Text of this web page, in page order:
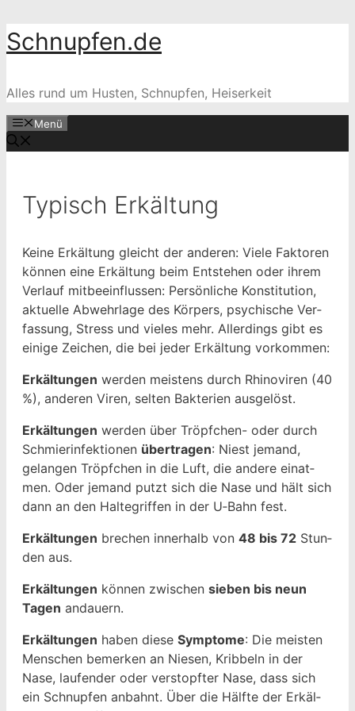
Zum
Inhalt
Schnupfen.de
Alles rund um Husten, Schnupfen, Heiserkeit
Menü
Typisch Erkältung
Keine Erkäl­tung gle­icht der anderen: Viele Fak­toren
kön­nen eine Erkäl­tung beim Entste­hen oder ihrem
Ver­lauf mit­bee­in­flussen: Per­sön­liche Kon­sti­tu­tion,
aktuelle Abwehrlage des Kör­pers, psy­chis­che Ver­
fas­sung, Stress und vieles mehr. Allerd­ings gibt es
einige Zeichen, die bei jed­er Erkäl­tung vorkommen:
Erkäl­tun­gen wer­den meis­tens durch Rhi­noviren (40
%), anderen Viren, sel­ten Bak­te­rien ausgelöst.
Erkäl­tun­gen wer­den über Tröpfchen- oder durch
Schmier­in­fek­tio­nen über­tra­gen: Niest jemand,
gelan­gen Tröpfchen in die Luft, die andere einat­
men. Oder jemand putzt sich die Nase und hält sich
dann an den Hal­te­grif­f­en in der U‑Bahn fest.
Erkäl­tun­gen brechen inner­halb von 48 bis 72 Stun­
den aus.
Erkäl­tun­gen kön­nen zwis­chen sieben bis neun
Tagen andauern.
Erkäl­tun­gen haben diese Symp­tome: Die meis­ten
Men­schen bemerken an Niesen, Kribbeln in der
Nase, laufend­er oder ver­stopfter Nase, dass sich
ein Schnupfen anbah­nt. Über die Hälfte der Erkäl­